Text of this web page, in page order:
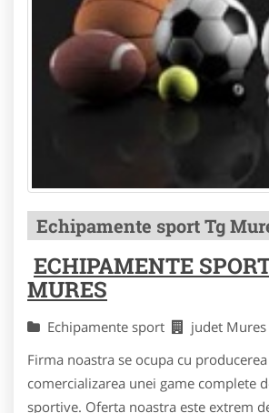
Echipamente sport Tg
ECHIPAMENTE
MURES
Echipamente sport judet Mures
Firma noastra se ocupa cu
comercializarea unei game complete
sportive. Oferta noastra este extrem